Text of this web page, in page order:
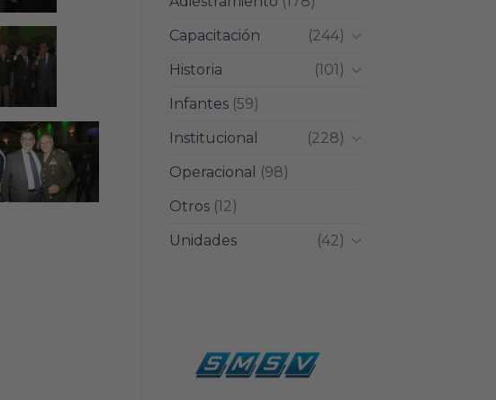
Capacitación
(244)
Historia
(101)
Infantes(59)
Institucional
(228)
Operacional
(98)
Otros(12)
Unidades
(42)